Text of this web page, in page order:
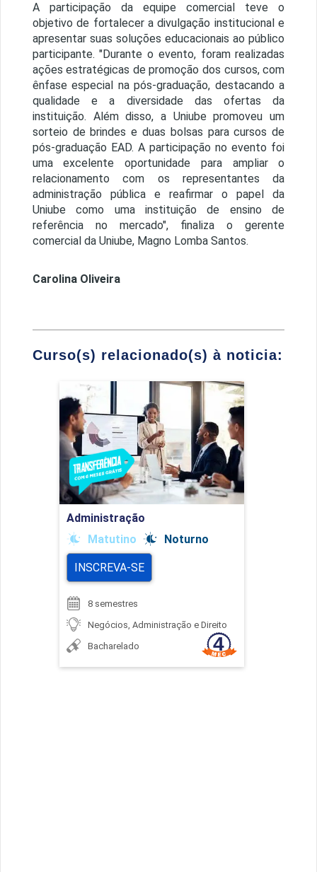
A participação da equipe comercial teve o
objetivo de fortalecer a divulgação institucional e
apresentar suas soluções educacionais ao público
participante. "Durante o evento, foram realizadas
ações estratégicas de promoção dos cursos, com
ênfase especial na pós-graduação, destacando a
qualidade e a diversidade das ofertas da
instituição. Além disso, a Uniube promoveu um
sorteio de brindes e duas bolsas para cursos de
pós-graduação EAD. A participação no evento foi
uma excelente oportunidade para ampliar o
relacionamento com os representantes da
administração pública e reafirmar o papel da
Uniube como uma instituição de ensino de
referência no mercado", finaliza o gerente
comercial da Uniube, Magno Lomba Santos.
Carolina Oliveira
Curso(s) relacionado(s) à noticia:
Administração
Matutino
Noturno
INSCREVA-SE
8 semestres
Negócios, Administração e Direito
Bacharelado
Administração
Detalhes do curso
Ir para Inscrição